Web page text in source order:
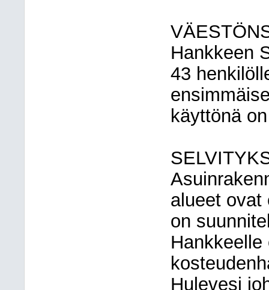
Hankkeen
43
käyttönä
alueet ovat
on
Hulevesi